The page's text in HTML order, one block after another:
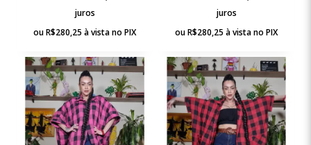
juros
ouR$280,25 à vista no PIX
juros
ouR$280,25 à vista no PIX